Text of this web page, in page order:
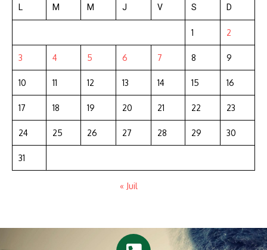
L M M J V S D
1 2
3 4 5 6 7 8 9
10 11 12 13 14 15 16
17 18 19 20 21 22 23
24 25 26 27 28 29 30
31
« Juil